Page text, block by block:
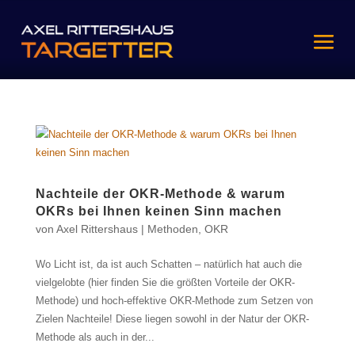
Nachteile der OKR-Methode & warum
OKRs bei Ihnen keinen Sinn machen
von Axel Rittershaus| Methoden, OKR
Wo Licht ist, da ist auch Schatten – natürlich hat auch die
vielgelobte (hier finden Sie die größten Vorteile der OKR-
Methode) und hoch-effektive OKR-Methode zum Setzen von
Zielen Nachteile! Diese liegen sowohl in der Natur der OKR-
Methode als auch in der...